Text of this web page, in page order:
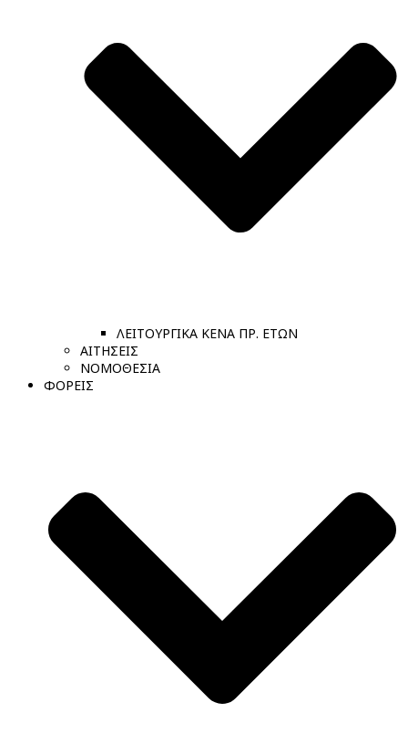
ΛΕΙΤΟΥΡΓΙΚΑ ΚΕΝΑ ΠΡ. ΕΤΩΝ
ΑΙΤΗΣΕΙΣ
ΝΟΜΟΘΕΣΙΑ
ΦΟΡΕΙΣ